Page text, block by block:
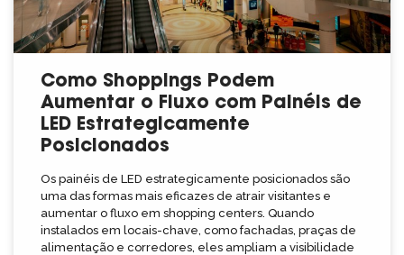
Como Shoppings Podem
Aumentar o Fluxo com Painéis de
LED Estrategicamente
Posicionados
Os painéis de LED estrategicamente posicionados são
uma das formas mais eficazes de atrair visitantes e
aumentar o fluxo em shopping centers. Quando
instalados em locais-chave, como fachadas, praças de
alimentação e corredores, eles ampliam a visibilidade